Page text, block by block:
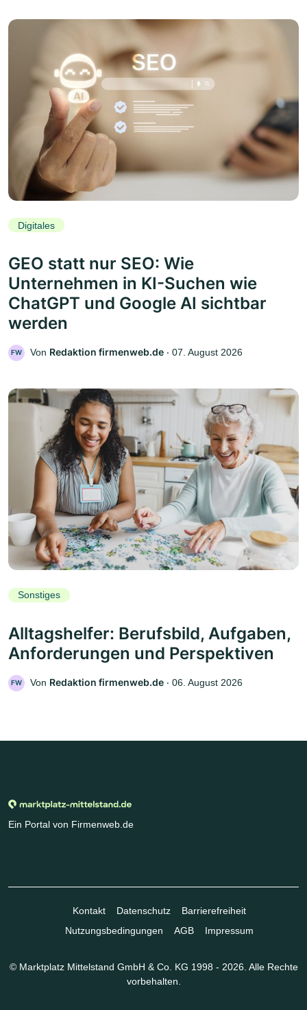
Digitales
GEO statt nur SEO: Wie
Unternehmen in KI-Suchen wie
ChatGPT und Google AI sichtbar
werden
FW Von Redaktion firmenweb.de ‧ 07. August 2026
Sonstiges
Alltagshelfer: Berufsbild, Aufgaben,
Anforderungen und Perspektiven
FW Von Redaktion firmenweb.de ‧ 06. August 2026
Ein Portal von Firmenweb.de
Kontakt Datenschutz
Barrierefreiheit
Nutzungsbedingungen
AGB Impressum
© Marktplatz Mittelstand GmbH & Co. KG 1998 - 2026. Alle Rechte
vorbehalten.